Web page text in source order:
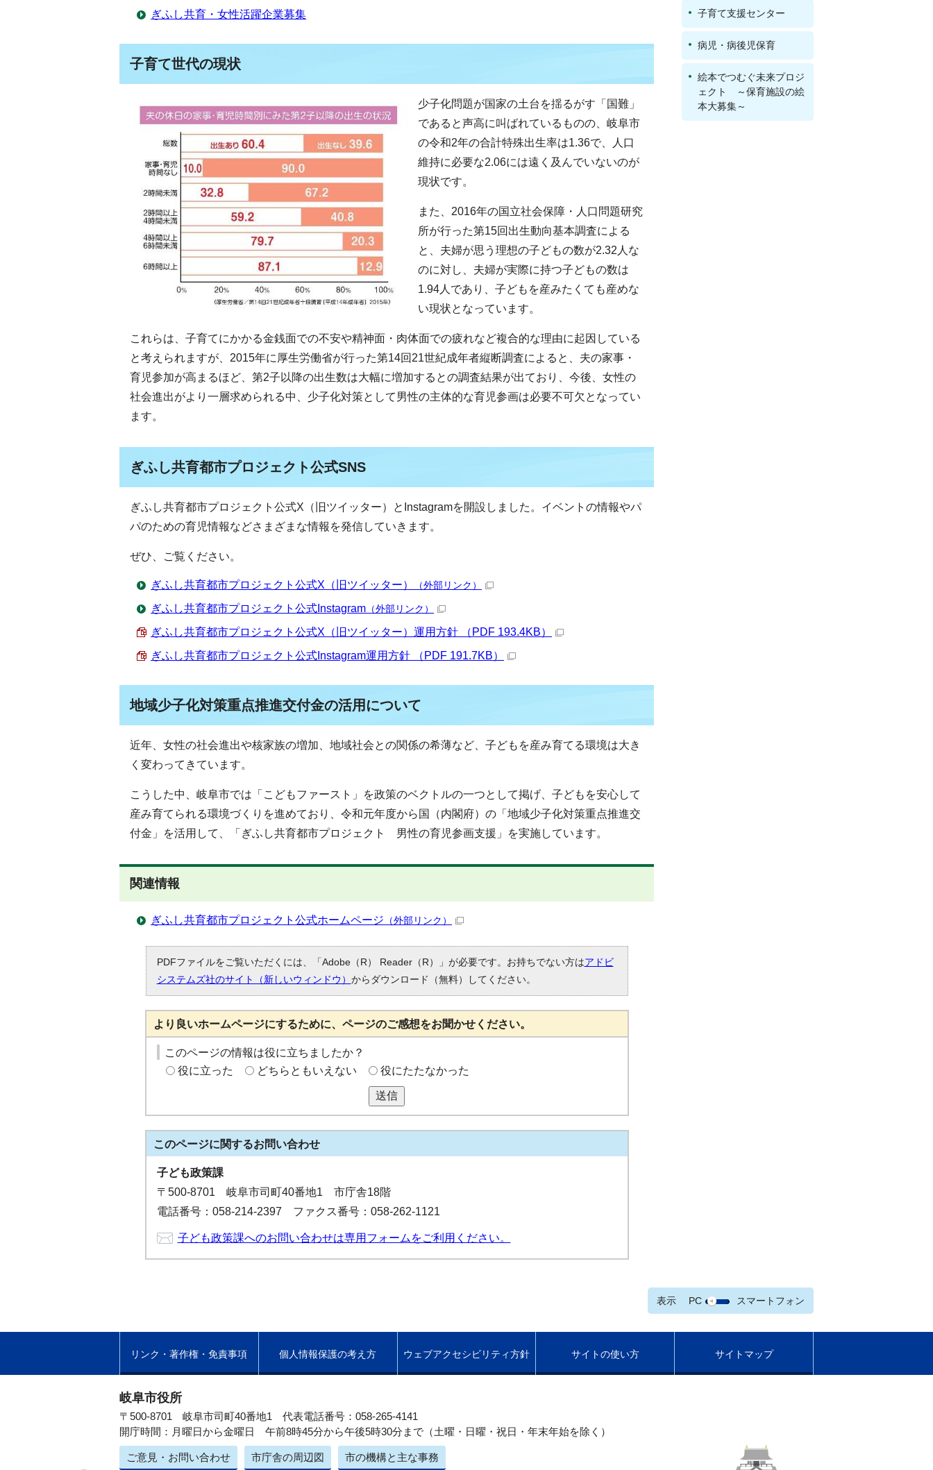
ぎふし共育・女性活躍企業募集
子育て世代の現状
少子化問題が国家の土台を揺るがす「国難」
であると声高に叫ばれているものの、岐阜市
の令和2年の合計特殊出生率は1.36で、人口
維持に必要な2.06には遠く及んでいないのが
現状です。
また、2016年の国立社会保障・人口問題研究
所が行った第15回出生動向基本調査による
と、夫婦が思う理想の子どもの数が2.32人な
のに対し、夫婦が実際に持つ子どもの数は
1.94人であり、子どもを産みたくても産めな
い現状となっています。
これらは、子育てにかかる金銭面での不安や精神面・肉体面での疲れなど複合的な理由に起因している
と考えられますが、2015年に厚生労働省が行った第14回21世紀成年者縦断調査によると、夫の家事・
育児参加が高まるほど、第2子以降の出生数は大幅に増加するとの調査結果が出ており、今後、女性の
社会進出がより一層求められる中、少子化対策として男性の主体的な育児参画は必要不可欠となってい
ます。
ぎふし共育都市プロジェクト公式SNS
ぎふし共育都市プロジェクト公式X（旧ツイッター）とInstagramを開設しました。イベントの情報やパ
パのための育児情報などさまざまな情報を発信していきます。
ぜひ、ご覧ください。
ぎふし共育都市プロジェクト公式X（旧ツイッター） （外部リンク）
ぎふし共育都市プロジェクト公式Instagram （外部リンク）
ぎふし共育都市プロジェクト公式X（旧ツイッター）運用方針 （PDF 193.4KB）
ぎふし共育都市プロジェクト公式Instagram運用方針 （PDF 191.7KB）
地域少子化対策重点推進交付金の活用について
近年、女性の社会進出や核家族の増加、地域社会との関係の希薄など、子どもを産み育てる環境は大き
く変わってきています。
こうした中、岐阜市では「こどもファースト」を政策のベクトルの一つとして掲げ、子どもを安心して
産み育てられる環境づくりを進めており、令和元年度から国（内閣府）の「地域少子化対策重点推進交
付金」を活用して、「ぎふし共育都市プロジェクト 男性の育児参画支援」を実施しています。
関連情報
ぎふし共育都市プロジェクト公式ホームページ （外部リンク）
PDFファイルをご覧いただくには、「Adobe（R） Reader（R）」が必要です。お持ちでない方はアドビ
システムズ社のサイト（新しいウィンドウ） からダウンロード（無料）してください。
より良いホームページにするために、ページのご感想をお聞かせください。
このページの情報は役に立ちましたか？
役に立った
どちらともいえない 役にたたなかった
送信
このページに関するお問い合わせ
子ども政策課
〒500-8701 岐阜市司町40番地1 市庁舎18階
電話番号：058-214-2397 ファクス番号：058-262-1121
子ども政策課へのお問い合わせは専用フォームをご利用ください。
子育て支援センター
病児・病後児保育
絵本でつむぐ未来プロジ
ェクト ～保育施設の絵
本大募集～
表示 PC スマートフォン
リンク・著作権・免責事項 個人情報保護の考え方 ウェブアクセシビリティ方針 サイトの使い方 サイトマップ
岐阜市役所
〒500-8701 岐阜市司町40番地1 代表電話番号：058-265-4141
開庁時間：月曜日から金曜日 午前8時45分から午後5時30分まで（土曜・日曜・祝日・年末年始を除く）
ご意見・お問い合わせ 市庁舎の周辺図 市の機構と主な事務